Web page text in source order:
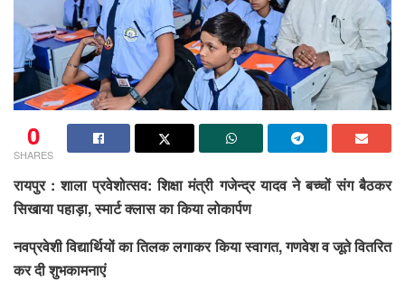
0
SHARES
रायपुर : शाला प्रवेशोत्सव: शिक्षा मंत्री गजेन्द्र यादव ने बच्चों संग बैठकर
सिखाया पहाड़ा, स्मार्ट क्लास का किया लोकार्पण
नवप्रवेशी विद्यार्थियों का तिलक लगाकर किया स्वागत, गणवेश व जूते वितरित
कर दी शुभकामनाएं